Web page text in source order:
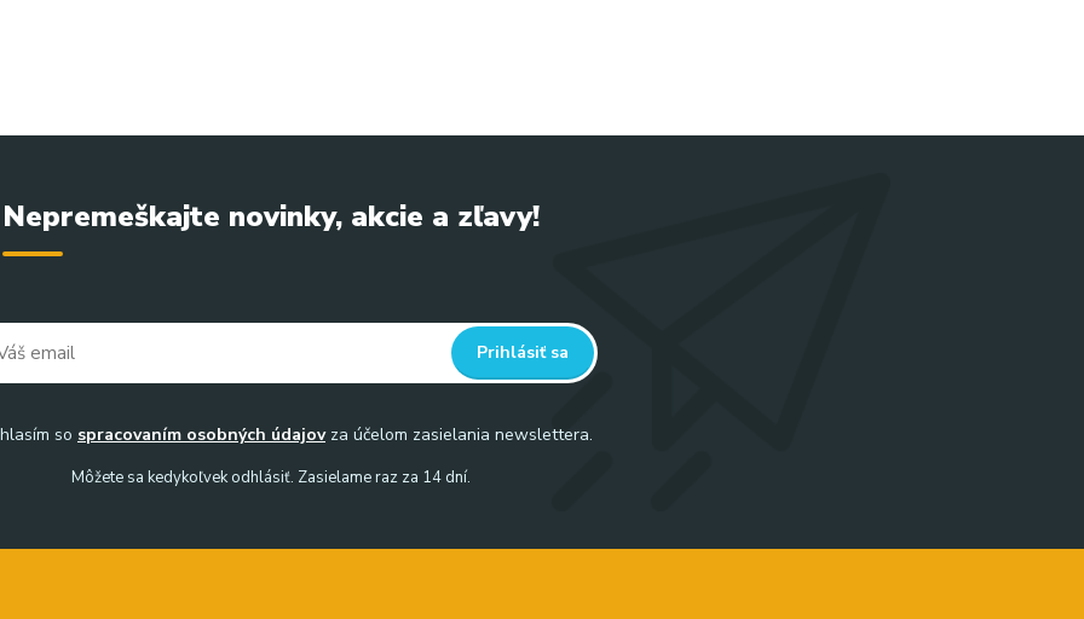
Nepremeškajte novinky, akcie a zľavy!
Prihlásiť sa
so spracovaním osobných údajovza účelom zasielania newslettera.
Môžete sa kedykoľvek odhlásiť. Zasielame raz za 14 dní.